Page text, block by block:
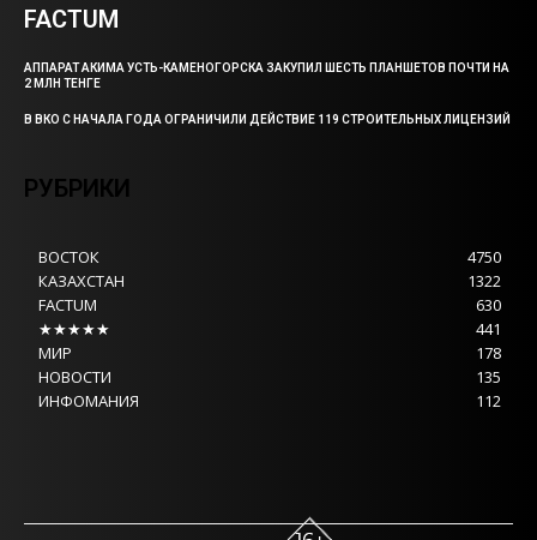
FACTUM
АППАРАТ АКИМА УСТЬ-КАМЕНОГОРСКА ЗАКУПИЛ ШЕСТЬ ПЛАНШЕТОВ ПОЧТИ НА
2 МЛН ТЕНГЕ
В ВКО С НАЧАЛА ГОДА ОГРАНИЧИЛИ ДЕЙСТВИЕ 119 СТРОИТЕЛЬНЫХ ЛИЦЕНЗИЙ
РУБРИКИ
ВОСТОК
4750
КАЗАХСТАН
1322
FACTUM
630
★★★★★
441
МИР
178
НОВОСТИ
135
ИНФОМАНИЯ
112